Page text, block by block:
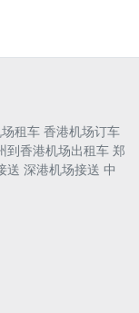
租车 香港机场订车
到香港机场出租车 郑
送 深港机场接送 中